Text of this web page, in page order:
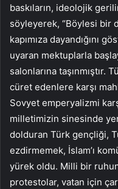
baskıların, ideolojik
söyleyerek, “Böylesi bir
kapımıza dayandığını
uyaran mektuplarla
salonlarına taşınmıştır.
cüret edenlere karşı
Sovyet emperyalizmi
milletimizin sinesinde
dolduran Türk gençliği,
ezdirmemek, İslam’ı
yürek oldu. Milli bir
protestolar, vatan için